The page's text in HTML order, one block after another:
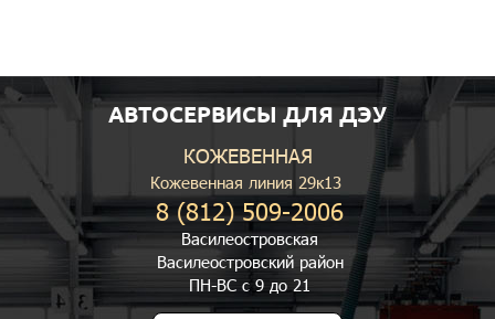
АВТОСЕРВИСЫ ДЛЯ ДЭУ
КОЖЕВЕННАЯ
Кожевенная линия 29к13
8 (812) 509-2006
Василеостровская
Василеостровский район
ПН-ВС с 9 до 21